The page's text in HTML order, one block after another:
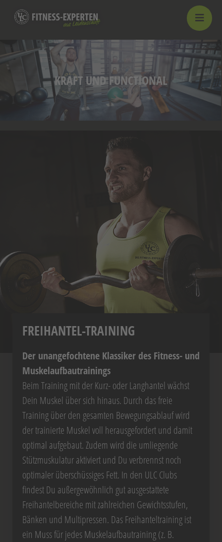
KRAFT UND FUNCTIONAL
FREIHANTEL-TRAINING
Der unangefochtene Klassiker des Fitness- und
Muskelaufbautrainings
Beim Training mit der Kurz- oder Langhantel wächst
Dein Muskel über sich hinaus. Durch das freie
Training über den gesamten Bewegungsablauf wird
der trainierte Muskel voll herausgefordert und damit
optimal aufgebaut. Zudem wird die umliegende
Stützmuskulatur aktiviert und Du verbrennst noch
optimaler überschüssiges Fett. In den ULC Clubs
findest Du außergewöhnlich gut ausgestattete
Freihantelbereiche mit zahlreichen Gewichtsstufen,
Bänken und Multipressen. Das Freihanteltraining ist
ein Muss für jedes Muskelaufbautraining (z. B.